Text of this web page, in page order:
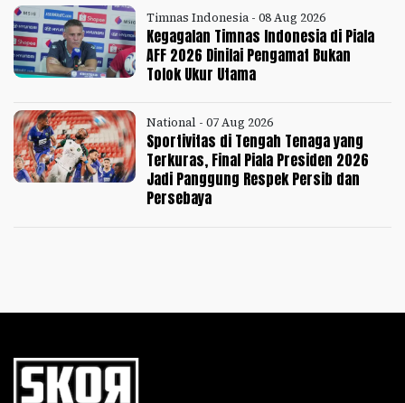
Timnas Indonesia - 08 Aug 2026
Kegagalan Timnas Indonesia di Piala
AFF 2026 Dinilai Pengamat Bukan
Tolok Ukur Utama
National - 07 Aug 2026
Sportivitas di Tengah Tenaga yang
Terkuras, Final Piala Presiden 2026
Jadi Panggung Respek Persib dan
Persebaya